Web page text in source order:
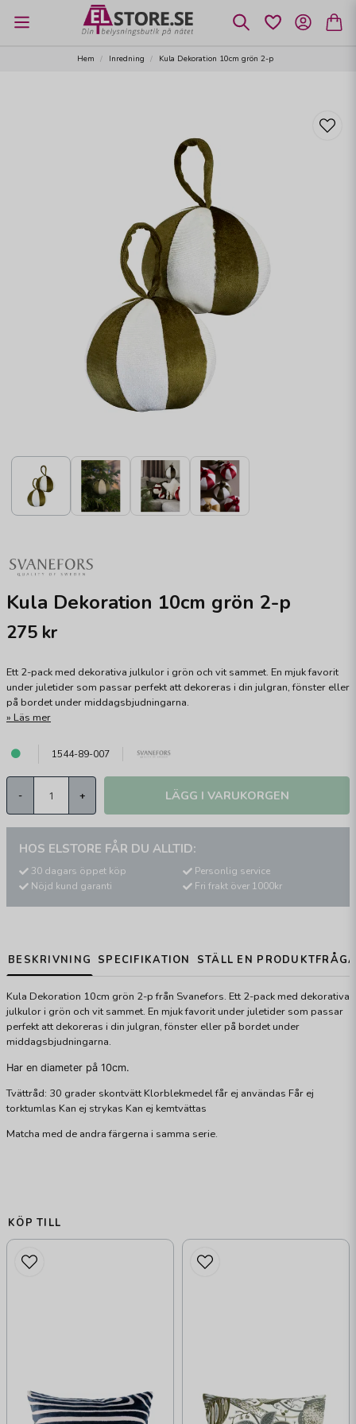
Hem Inredning Kula Dekoration 10cm grön 2-p
Kula Dekoration 10cm grön 2-p
275 kr
Ett 2-pack med dekorativa julkulor i grön och vit sammet. En mjuk favorit
under juletider som passar perfekt att dekoreras i din julgran, fönster eller
på bordet under middagsbjudningarna.
Läs mer
1544-89-007
- + LÄGG I VARUKORGEN
HOS ELSTORE FÅR DU ALLTID:
30 dagars öppet köp
Nöjd kund garanti
Personlig service
Fri frakt över 1000kr
BESKRIVNING SPECIFIKATION STÄLL EN
Kula Dekoration 10cm grön 2-p från Svanefors. Ett 2-pack med dekorativa
julkulor i grön och vit sammet. En mjuk favorit under juletider som passar
perfekt att dekoreras i din julgran, fönster eller på bordet under
middagsbjudningarna.
Har en diameter på 10cm.
Tvättråd: 30 grader skontvätt Klorblekmedel får ej användas Får ej
torktumlas Kan ej strykas Kan ej kemtvättas
Matcha med de andra färgerna i samma serie.
KÖP TILL